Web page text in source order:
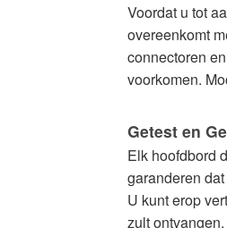
Televisie
onderdelen
Nu
beschikbaar
snelle
wereldwijde
verzending
Voordat u tot
overeenkomt
connectoren
voorkomen.
Getest en
Elk hoofdbord
garanderen
U kunt erop
zult